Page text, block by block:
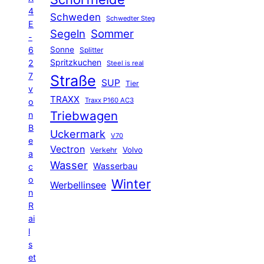
4
E
-
6
2
7
v
o
n
B
e
a
c
o
n
R
ai
l
s
et
Schweden Schwedter Steg
Segeln Sommer
Sonne Splitter
Spritzkuchen Steel is real
Straße SUP Tier
TRAXX Traxx P160 AC3
Triebwagen
Uckermark V70
Vectron Verkehr Volvo
Wasser Wasserbau
Werbellinsee Winter